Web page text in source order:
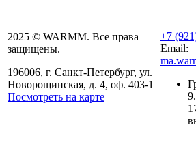
2025 © WARMM. Все права
защищены.
196006, г. Санкт-Петербург, ул.
Новорощинская, д. 4, оф. 403-1
Посмотреть на карте
+7
Email: